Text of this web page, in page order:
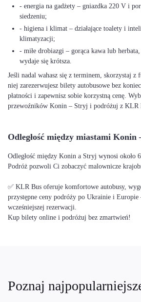
- energia na gadżety – gniazdka 220 V i
siedzeniu;
- higiena i klimat – działające toalety i
klimatyzacji;
- miłe drobiazgi – gorąca kawa lub
wydaje się krótsza.
Jeśli nadal wahasz się z terminem, skorzystaj
niej zarezerwujesz bilety autobusowe bez
płatności i zapewnisz sobie korzystną cenę.
przewoźników Konin – Stryj i podróżuj z KLR
Odległość między miastami Konin
Odległość między Konin a Stryj wynosi około
Podróż pozwoli Ci zobaczyć malownicze
✅ KLR Bus oferuje komfortowe autobusy,
przystępne ceny podróży po Ukrainie i Europie
wcześniejszej rezerwacji.
Kup bilety online i podróżuj bez zmartwień!
Poznaj